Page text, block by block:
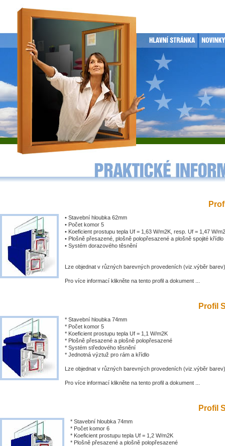
• Stavební hloubka 62mm
• Počet komor 5
• Koeficient prostupu tepla Uf = 1,63 W/m2K, resp. Uf = 1,47 W/
• Plošně přesazené, plošně polopřesazené a plošně spojité křídlo
• Systém dorazového těsnění
Lze objednat v různých barevných provedeních (viz.výběr barev)
Pro více informací klikněte na tento profil a dokument ...
Profil
* Stavební hloubka 74mm
* Počet komor 5
* Koeficient prostupu tepla Uf = 1,1 W/m2K
* Plošně přesazené a plošně polopřesazené
* Systém středového těsnění
* Jednotná výztuž pro rám a křídlo
Lze objednat v různých barevných provedeních (viz.výběr barev)
Pro více informací klikněte na tento profil a dokument ...
Profil
* Stavební hloubka 74mm
* Počet komor 6
* Koeficient prostupu tepla Uf = 1,2 W/m2K
* Plošně přesazené a plošně polopřesazené